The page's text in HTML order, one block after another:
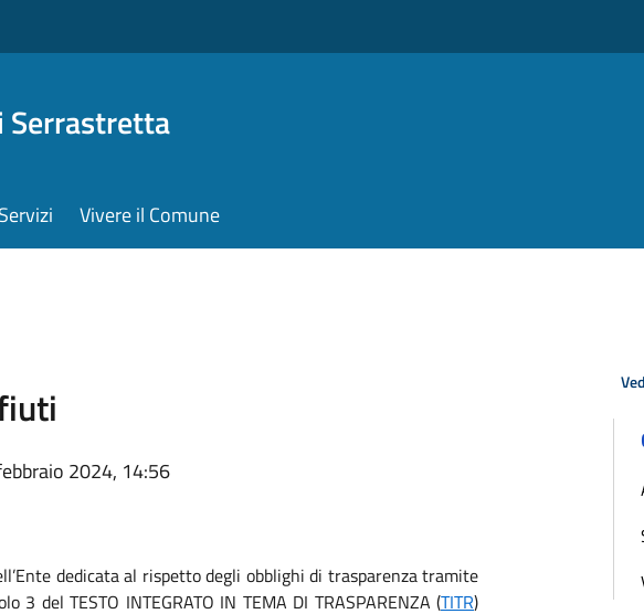
Serrastretta
Servizi Vivere il Comune
2024, 14:56
dedicata al rispetto degli obblighi di trasparenza tramite
3 del TESTO INTEGRATO IN TEMA DI TRASPARENZA (TITR)